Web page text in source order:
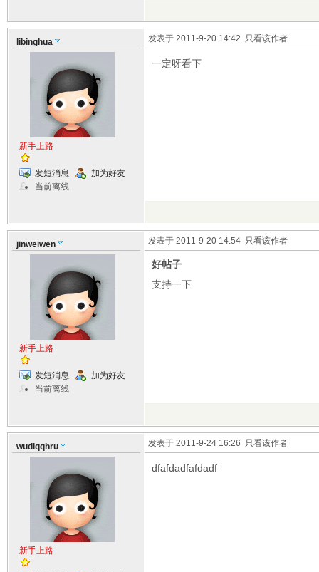
libinghua
新手上路
发短消息
加为好友
当前离线
发表于 2011-9-20 14:42 只看该作者
一定呀看下
jinweiwen
新手上路
发短消息
加为好友
当前离线
发表于 2011-9-20 14:54 只看该作者
好帖子
支持一下
wudiqqhru
新手上路
发表于 2011-9-24 16:26 只看该作者
dfafdadfafdadf